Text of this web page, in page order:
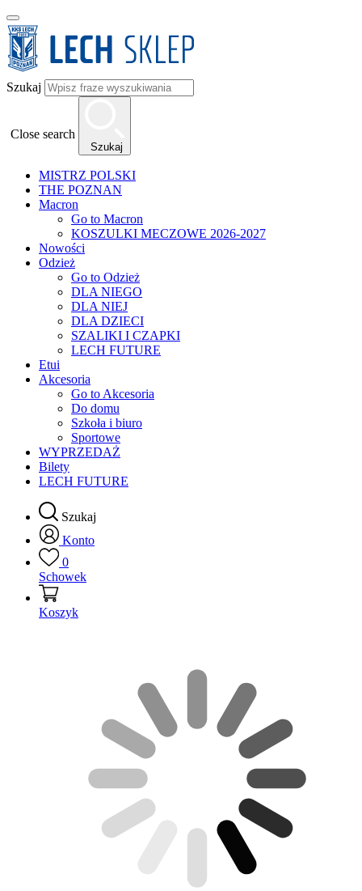
Szukaj
Close search
Szukaj
MISTRZ POLSKI
THE POZNAN
Macron
Go to Macron
KOSZULKI MECZOWE 2026-2027
Nowości
Odzież
Go to Odzież
DLA NIEGO
DLA NIEJ
DLA DZIECI
SZALIKI I CZAPKI
LECH FUTURE
Etui
Akcesoria
Go to Akcesoria
Do domu
Szkoła i biuro
Sportowe
WYPRZEDAŻ
Bilety
LECH FUTURE
Szukaj
Konto
0
Schowek
Koszyk